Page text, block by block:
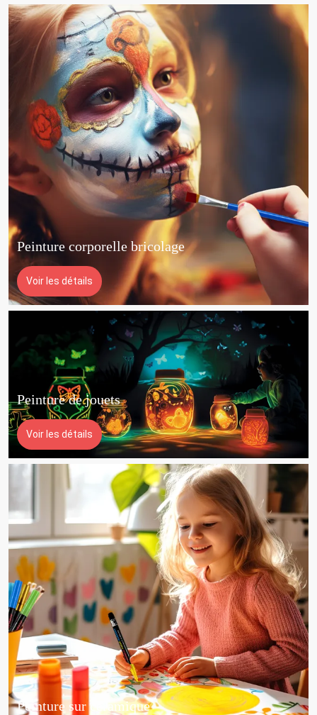
Peinture corporelle bricolage
Voir les détails
Peinture de jouets
Voir les détails
Peinture sur céramique